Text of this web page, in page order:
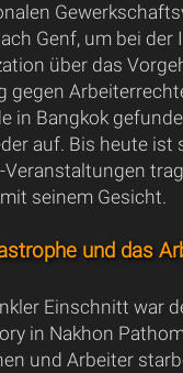
Genf, um bei der
über das
gegen
in Bangkok
auf. Bis heute ist
Veranstaltungen
seinem Gesicht.
und das
Einschnitt war
in Nakhon
und Arbeiter